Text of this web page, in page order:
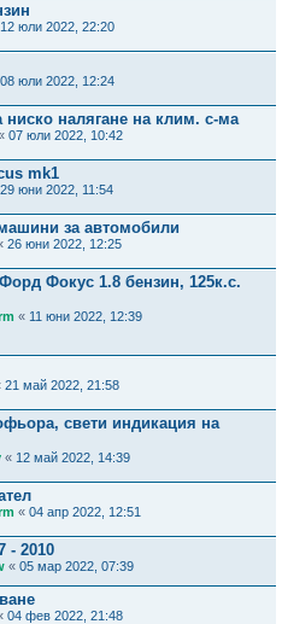
12 юли 2022, 22:20
08 юли 2022, 12:24
ниско налягане на клим. с-ма
07 юли 2022, 10:42
mk1
29 юни 2022, 11:54
за автомобили
26 юни 2022, 12:25
Фокус 1.8 бензин, 125к.с.
« 11 юни 2022, 12:39
21 май 2022, 21:58
свети индикация на
« 12 май 2022, 14:39
« 04 апр 2022, 12:51
- 2010
« 05 мар 2022, 07:39
04 фев 2022, 21:48